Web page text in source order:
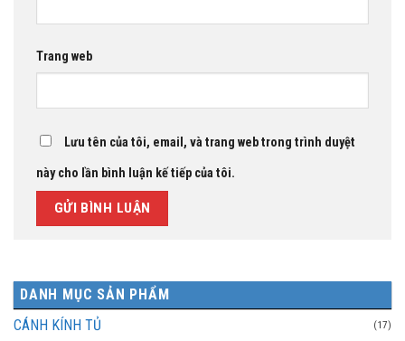
Trang web
Lưu tên của tôi, email, và trang web trong trình duyệt
này cho lần bình luận kế tiếp của tôi.
DANH MỤC SẢN PHẨM
CÁNH KÍNH TỦ
(17)